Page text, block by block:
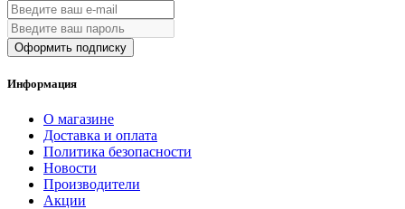
Оформить подписку
Информация
О магазине
Доставка и оплата
Политика безопасности
Новости
Производители
Акции